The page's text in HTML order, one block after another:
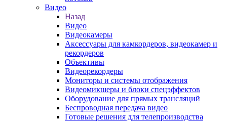
Видео
Назад
Видео
Видеокамеры
Аксессуары для камкордеров, видеокамер и
рекордеров
Объективы
Видеорекордеры
Мониторы и системы отображения
Видеомикшеры и блоки спецэффектов
Оборудование для прямых трансляций
Беспроводная передача видео
Готовые решения для телепроизводства